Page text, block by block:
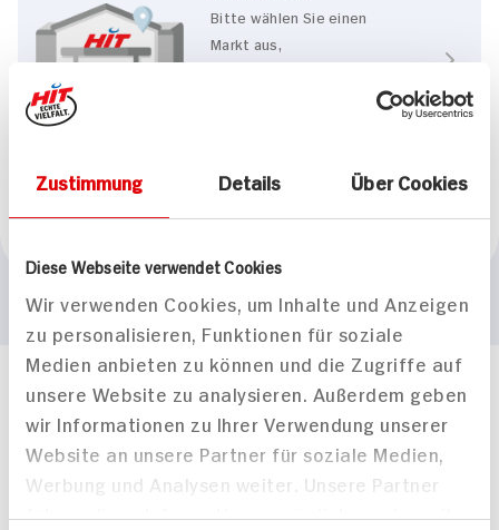
Zustimmung Details Über Cookies
Diese Webseite verwendet Cookies
Wir verwenden Cookies, um Inhalte und Anzeigen
zu personalisieren, Funktionen für soziale
Medien anbieten zu können und die Zugriffe auf
unsere Website zu analysieren. Außerdem geben
wir Informationen zu Ihrer Verwendung unserer
Website an unsere Partner für soziale Medien,
Werbung und Analysen weiter. Unsere Partner
führen diese Informationen möglicherweise mit
Bitte wählen Sie einen
Markt aus,
Marke
Häufig gestellte Fragen
Mehr Informationen in unserem FAQ
kontakt
hit.de
Wir beantworten gerne Ihre Fragen